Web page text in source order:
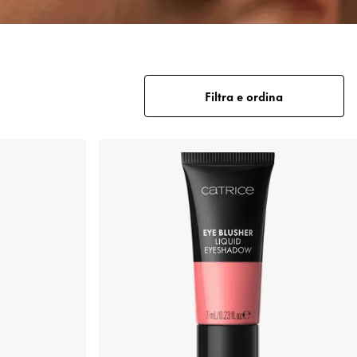
Filtra e ordina